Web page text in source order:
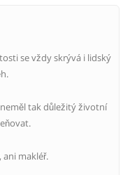
se vždy skrývá i lidský
tak důležitý životní
ani makléř.